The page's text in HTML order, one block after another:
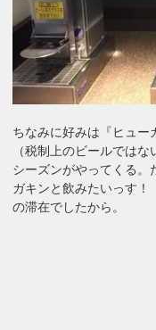
ちなみに好みは『ヒュー
（税制上のビールでは
シーズンがやってくる。
ガキンと飲みたいっす
の滞在でしたから。